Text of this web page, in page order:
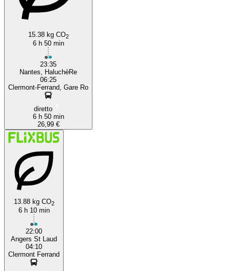
15.38 kg CO2
6 h 50 min
23:35
Nantes, HaluchèRe
06:25
Clermont-Ferrand, Gare Ro
diretto
6 h 50 min
26,99 €
13.88 kg CO2
6 h 10 min
22:00
Angers St Laud
04:10
Clermont Ferrand